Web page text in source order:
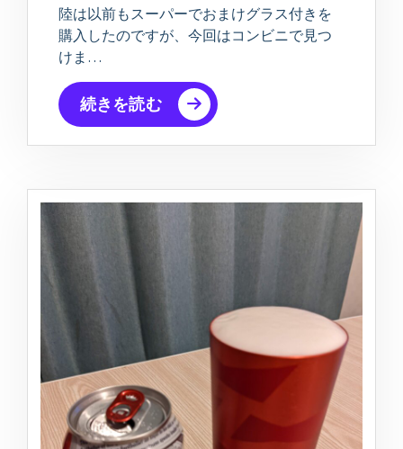
陸は以前もスーパーでおまけグラス付きを
購入したのですが、今回はコンビニで見つ
けま…
続きを読む